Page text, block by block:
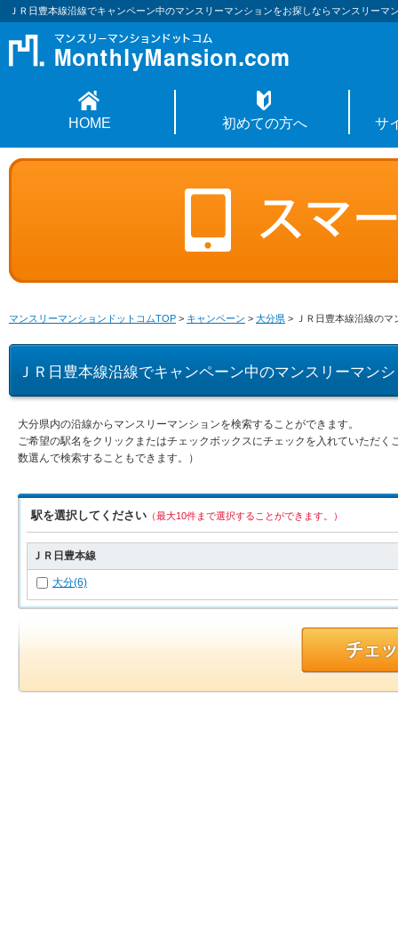
ＪＲ日豊本線沿線でキャンペーン中のマンスリーマンションをお探しならマンスリーマ
HOME 初めての方へ サ
マンスリーマンションドットコムTOP > キャンペーン > 大分県 > ＪＲ日豊本線沿線の
ＪＲ日豊本線沿線でキャンペーン中のマンスリーマン
大分県内の沿線からマンスリーマンションを検索することができます。
ご希望の駅名をクリックまたはチェックボックスにチェックを入れていただ
数選んで検索することもできます。）
駅を選択してください （最大10件まで選択することができます。）
ＪＲ日豊本線
大分(6)